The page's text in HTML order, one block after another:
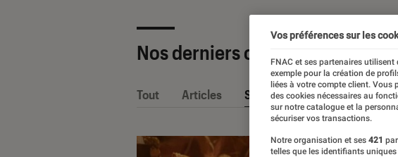
Nos derniers contenus
Tout Articles Sélections et guides
Vos préférences sur les
FNAC et ses partenaires
exemple pour la création de
liées à votre compte client. Vous
des cookies nécessaires au
sur notre catalogue et la
sécuriser vos transactions.
Notre organisation et ses 421
telles que les identifiants